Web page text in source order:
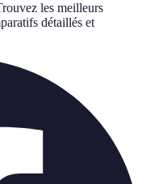
les meilleurs
détaillés et